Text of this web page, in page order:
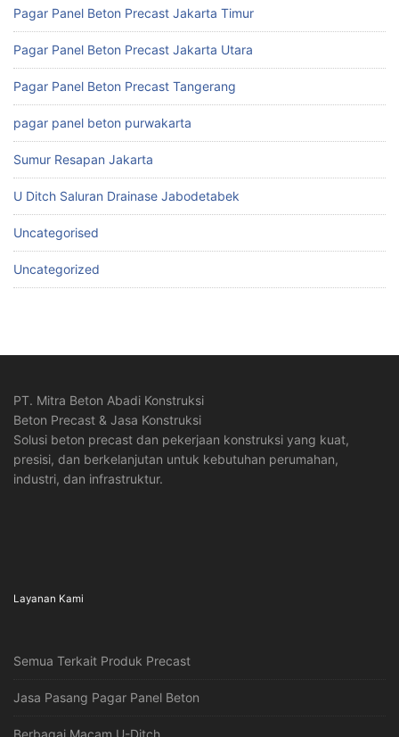
Pagar Panel Beton Precast Jakarta Timur
Pagar Panel Beton Precast Jakarta Utara
Pagar Panel Beton Precast Tangerang
pagar panel beton purwakarta
Sumur Resapan Jakarta
U Ditch Saluran Drainase Jabodetabek
Uncategorised
Uncategorized
PT. Mitra Beton Abadi Konstruksi
Beton Precast & Jasa Konstruksi
Solusi beton precast dan pekerjaan konstruksi yang kuat,
presisi, dan berkelanjutan untuk kebutuhan perumahan,
industri, dan infrastruktur.
Layanan Kami
Semua Terkait Produk Precast
Jasa Pasang Pagar Panel Beton
Berbagai Macam U-Ditch